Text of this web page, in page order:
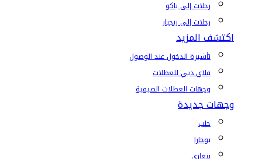
رحلات إلى باكو
رحلات إلى زنجبار
اكتشف المزيد
تأشيرة الدخول عند الوصول
فلاي دبي للعطلات
وجهات العطلات الصيفية
وجهات جديدة
حلب
بوخارا
بنغازي